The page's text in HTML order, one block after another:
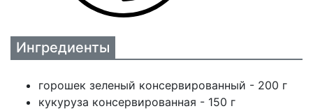
Ингредиенты
горошек зеленый консервированный - 200 г
кукуруза консервированная - 150 г